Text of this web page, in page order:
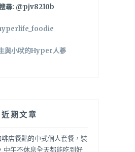
@pjv8210b
與小吠的Hyper人蔘
近期文章
店餐點的中式個人套餐，裝
中午不休息全天都能吃到好